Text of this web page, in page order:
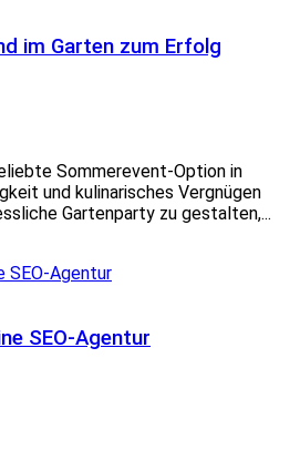
im Garten zum Erfolg
Sommerevent-Option in
und kulinarisches Vergnügen
Gartenparty zu gestalten,...
SEO-Agentur